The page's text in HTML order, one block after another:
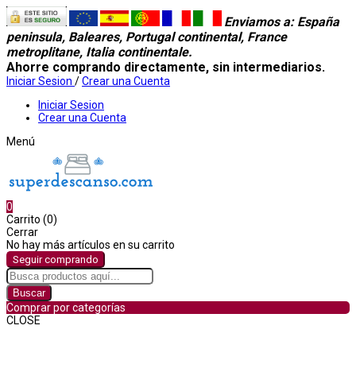
Enviamos a: España
peninsula, Baleares, Portugal continental, France
metroplitane, Italia continentale.
Ahorre comprando directamente, sin intermediarios.
Iniciar Sesion /Crear una Cuenta
Iniciar Sesion
Crear una Cuenta
Menú
0
Carrito (0)
Cerrar
No hay más artículos en su carrito
Seguir comprando
Buscar
Comprar por categorías
CLOSE